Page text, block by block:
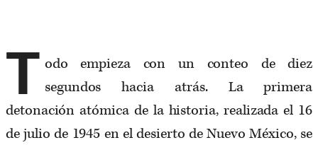
T odo empieza con un conteo de diez
segundos hacia atrás. La primera
detonación atómica de la historia, realizada el 16
de julio de 1945 en el desierto de Nuevo México, se